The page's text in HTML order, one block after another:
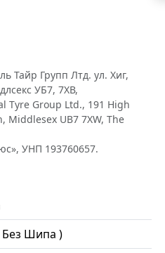
Тайр Групп Лтд. ул. Хиг,
УБ7, 7ХВ,
Tyre Group Ltd., 191 High
Middlesex UB7 7XW, The
УНП 193760657.
Без Шипа )